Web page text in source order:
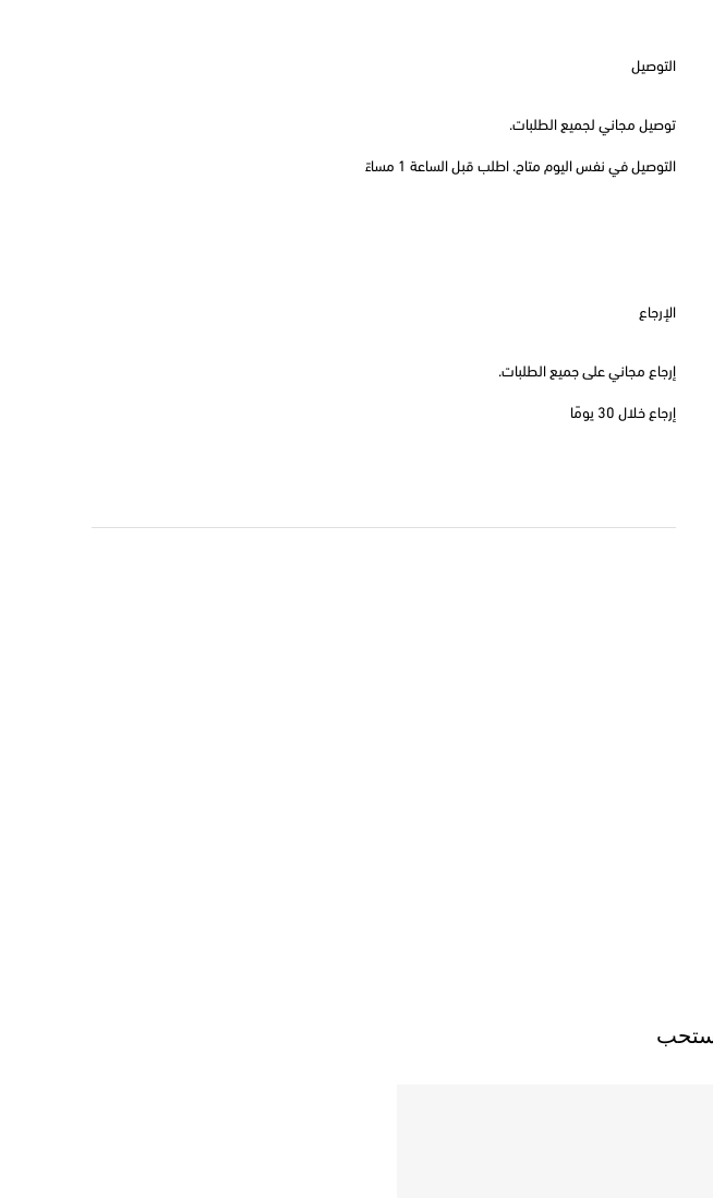
التوصيل
توصيل مجاني لجميع الطلبات.
التوصيل في نفس اليوم متاح. اطلب قبل الساعة 1 مساءً
الإرجاع
إرجاع مجاني على جميع الطلبات.
إرجاع خلال 30 يومًا
ستحب